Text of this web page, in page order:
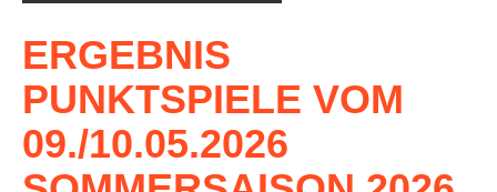
Platz buchen
Kinder- und Jugendtraining
Anhalt Open Senioren
ERGEBNIS
PUNKTSPIELE VOM
09./10.05.2026